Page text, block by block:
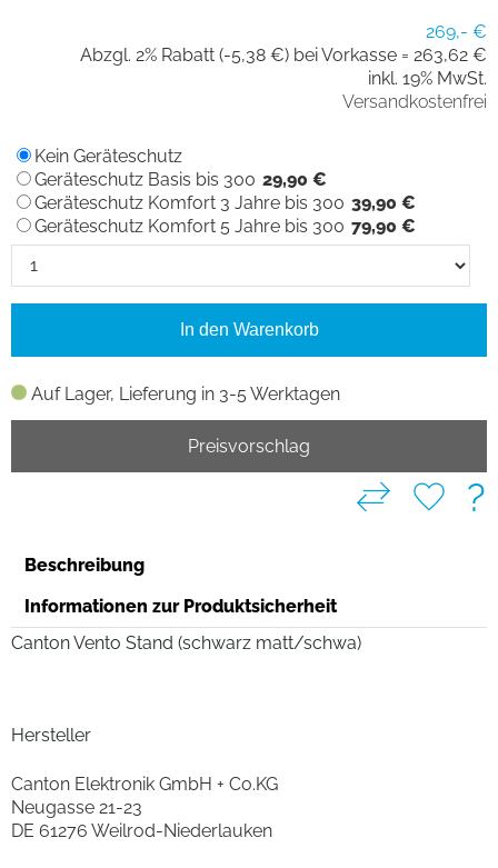
269,- €
Abzgl. 2% Rabatt (-5,38 €) bei Vorkasse = 263,62 €
inkl. 19% MwSt.
Versandkostenfrei
Auf Lager, Lieferung in 3-5 Werktagen
Kein Geräteschutz
Geräteschutz Basis bis 300 29,90 €
Geräteschutz Komfort 3 Jahre bis 300 39,90 €
Geräteschutz Komfort 5 Jahre bis 300 79,90 €
In den Warenkorb
Preisvorschlag
?
Beschreibung
Informationen zur Produktsicherheit
Canton Vento Stand (schwarz matt/schwa)
Hersteller
Canton Elektronik GmbH + Co.KG
Neugasse 21-23
DE 61276 Weilrod-Niederlauken